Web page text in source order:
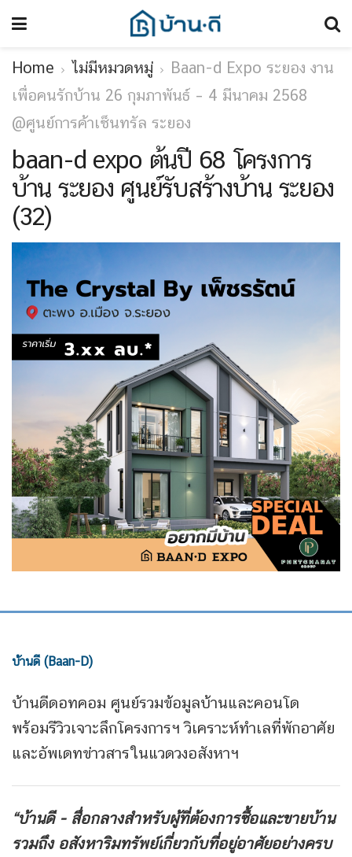
Home ไม่มีหมวดหมู่
Baan-d Expo ระยอง งาน
เพื่อคนรักบ้าน 26 กุมภาพันธ์ – 4 มีนาคม 2568
@ศูนย์การค้าเซ็นทรัล ระยอง
baan-d expo ต้นปี 68 โครงการ
บ้าน ระยอง ศูนย์รับสร้างบ้าน ระยอง
(32)
บ้านดี (Baan-D)
บ้านดีดอทคอม ศูนย์รวมข้อมูลบ้านและคอนโด
พร้อมรีวิวเจาะลึกโครงการฯ วิเคราะห์ทำเลที่พักอาศัย
และอัพเดทข่าวสารในแวดวงอสังหาฯ
“บ้านดี - สื่อกลางสำหรับผู้ที่ต้องการซื้อและขายบ้าน
รวมถึง อสังหาริมทรัพย์เกี่ยวกับที่อยู่อาศัยอย่างครบ